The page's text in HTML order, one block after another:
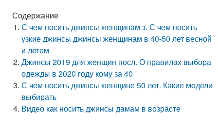
Содержание
С чем носить джинсы женщинам з. С чем носить
узкие джинсы джинсы женщинам в 40-50 лет весной
и летом
Джинсы 2019 для женщин посл. О правилах выбора
одежды в 2020 году кому за 40
С чем носить джинсы женщине 50 лет. Какие модели
выбирать
Видео как носить джинсы дамам в возрасте